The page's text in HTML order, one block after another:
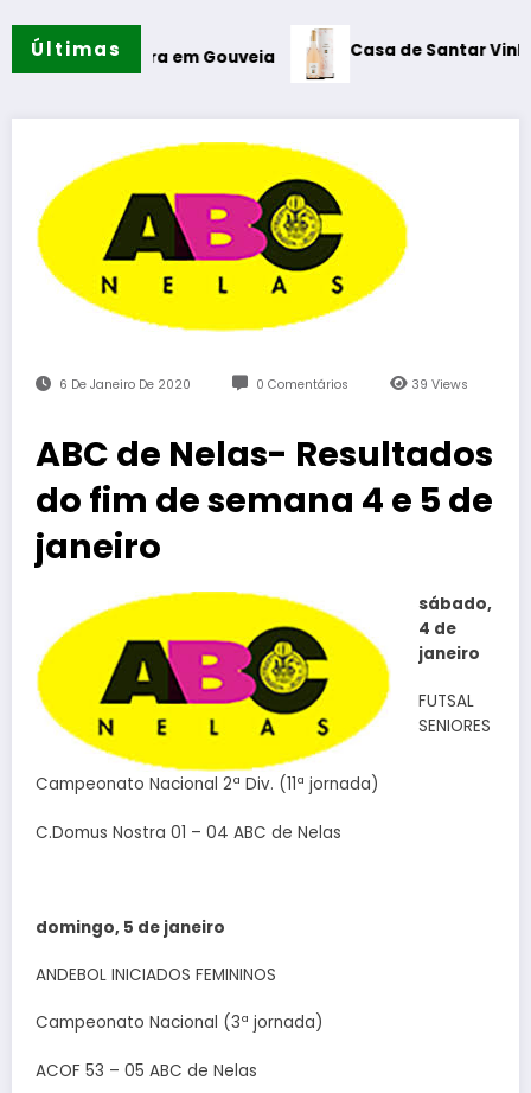
Últimas
em Gouveia Casa de Santar Vinhos destaca
6 De Janeiro De 2020 0 Comentários 39Views
ABC de Nelas- Resultados
do fim de semana 4 e 5 de
janeiro
sábado,
4 de
janeiro
FUTSAL
SENIORES
Campeonato Nacional 2ª Div. (11ª jornada)
C.Domus Nostra 01 – 04 ABC de Nelas
domingo, 5 de janeiro
ANDEBOL INICIADOS FEMININOS
Campeonato Nacional (3ª jornada)
ACOF 53 – 05 ABC de Nelas